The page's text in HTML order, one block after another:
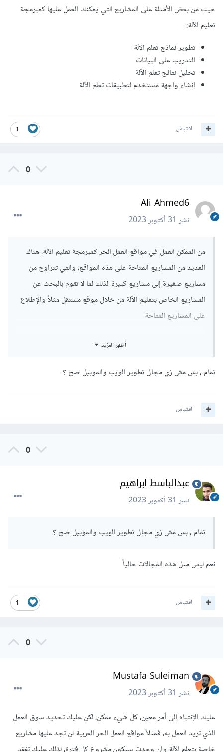
حيث من بعض الأمثلة على المشاريع التي يمكنك العمل عليها كمبرمجة
تعليم الآلة:
تطوير نماذج تعلم الآلة
التدريب على البيانات
تحليل نتائج تعلم الآلة
إنشاء واجهة مستخدم لتطبيقات تعلم الآلة
1 اقتباس
0
Ali Ahmed6
نشر31 أكتوبر 2023
من الممكن العمل في مواقع العمل الحر كمبرمجة تعليم الآلة. هناك
العديد من المشاريع المتاحة على هذه المواقع، والتي تتراوح من
مشاريع صغيرة إلى مشاريع كبيرة. لذلك لما لا تقوم بالبحث عن
المشاريع الخاص بتعليم الآلة من خلال موقع مستقل مثلاً والإطلاع
على المشاريع المتاحة
حيث من بعض الأمثلة على المشاريع التي يمكنك العمل عليها
تطوير نماذج تعلم الآلة
إنشاء واجهة مستخدم لتطبيقات تعلم الآلة
أظهر المزيد
تمام , بس مش زي مجال تطوير الويب والموبيل صح ؟
اقتباس
0
عبدالباسط ابراهيم
نشر31 أكتوبر 2023
تمام , بس مش زي مجال تطوير الويب والموبيل صح ؟
نعم ليس مثل هذه المجالات حالياً
1 اقتباس
0
Mustafa Suleiman
نشر31 أكتوبر 2023
عليك الإنتباه إلى أمر معين، كل شيء ممكن، لكن عليك تحديد سوق العمل
الذي تريد العمل به، فمثلاً مواقع العمل الحر العربية لن تجد عليها مشاريع